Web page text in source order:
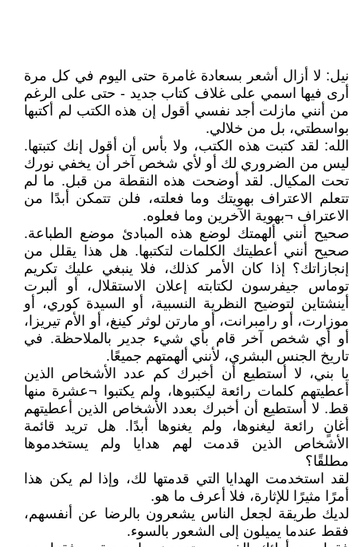
نيل: لا أزال أشعر بسعادة غامرة حتى اليوم في كل مرة
أرى فيها اسمي على غلاف كتاب جديد - حتى على الرغم
من أنني مازلت أجد نفسي أقول إن هذه الكتب لم أكتبها
بواسطتي، بل من خلالي.
الله: لقد كتبت هذه الكتب، ولا بأس أن أقول إنك كتبتها.
ليس من الضروري لك أو لأي شخص آخر أن يخفي نورك
تحت المكيال. لقد أوضحت هذه النقطة من قبل. ما لم
تتعلم الاعتراف بهويتك وما فعلته، فلن تتمكن أبدًا من
الاعتراف ¬بهوية الآخرين وما فعلوه.
صحيح أنني ألهمتك لوضع هذه المبادئ موضع الطباعة.
صحيح أنني أعطيتك الكلمات لتكتبها. هل هذا يقلل من
إنجازاتك؟ إذا كان الأمر كذلك، فلا ينبغي عليك تكريم
توماس جيفرسون لكتابته إعلان الاستقلال، أو ألبرت
أينشتاين لتوضيح النظرية النسبية، أو السيدة كوري، أو
موزارت، أو رامبرانت، أو مارتن لوثر كينغ، أو الأم تيريزا،
أو أي شخص آخر قام بأي شيء جدير بالملاحظة. في
تاريخ الجنس البشري، لأنني ألهمتهم جميعًا.
يا بني، لا أستطيع أن أخبرك كم عدد الأشخاص الذين
أعطيتهم كلمات رائعة ليكتبوها، ولم يكتبوا ¬عشرة منها
قط. لا أستطيع أن أخبرك بعدد الأشخاص الذين أعطيتهم
أغانٍ رائعة ليغنوها، ولم يغنوها أبدًا. هل تريد قائمة
الأشخاص الذين قدمت لهم هدايا ولم يستخدموها
مطلقًا؟
لقد استخدمت الهدايا التي قدمتها لك، وإذا لم يكن هذا
أمرًا مثيرًا للإثارة، فلا أعرف ما هو.
لديك طريقة لجعل الناس يشعرون بالرضا عن أنفسهم،
فقط عندما يميلون إلى الشعور بالسوء.